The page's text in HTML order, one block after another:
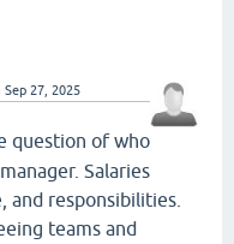
Sep 27, 2025
question of who
Salaries
and responsibilities.
teams and